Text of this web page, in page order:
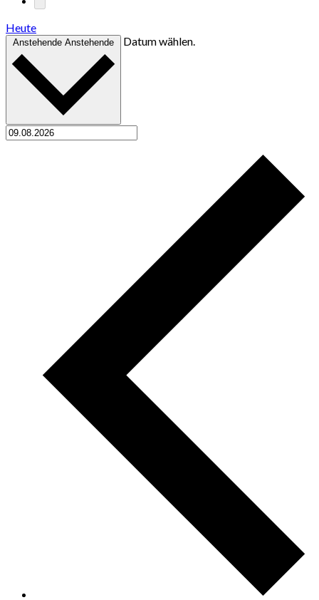
Heute
Anstehende Anstehende Datum wählen.